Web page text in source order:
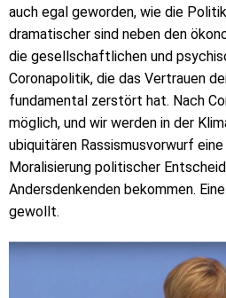
auch egal geworden, wie die
dramatischer sind neben den
die gesellschaftlichen und
Coronapolitik, die das Vertrauen
fundamental zerstört hat. Nach
möglich, und wir werden in der
ubiquitären Rassismusvorwurf
Moralisierung politischer
Andersdenkenden bekommen.
gewollt.